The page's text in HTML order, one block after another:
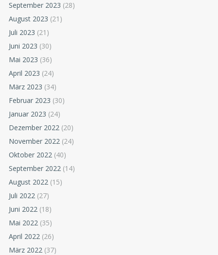
September 2023 (28)
August 2023 (21)
Juli 2023 (21)
Juni 2023 (30)
Mai 2023 (36)
April 2023 (24)
März 2023 (34)
Februar 2023 (30)
Januar 2023 (24)
Dezember 2022 (20)
November 2022 (24)
Oktober 2022 (40)
September 2022 (14)
August 2022 (15)
Juli 2022 (27)
Juni 2022 (18)
Mai 2022 (35)
April 2022 (26)
März 2022 (37)